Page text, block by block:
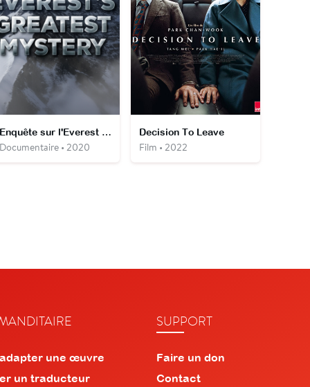
Enquête sur l'Everest : le mystère de la première ascension
• 2020
Decision To Leave
Film • 2022
une œuvre
un traducteur
SUPPORT
Faire un don
Contact